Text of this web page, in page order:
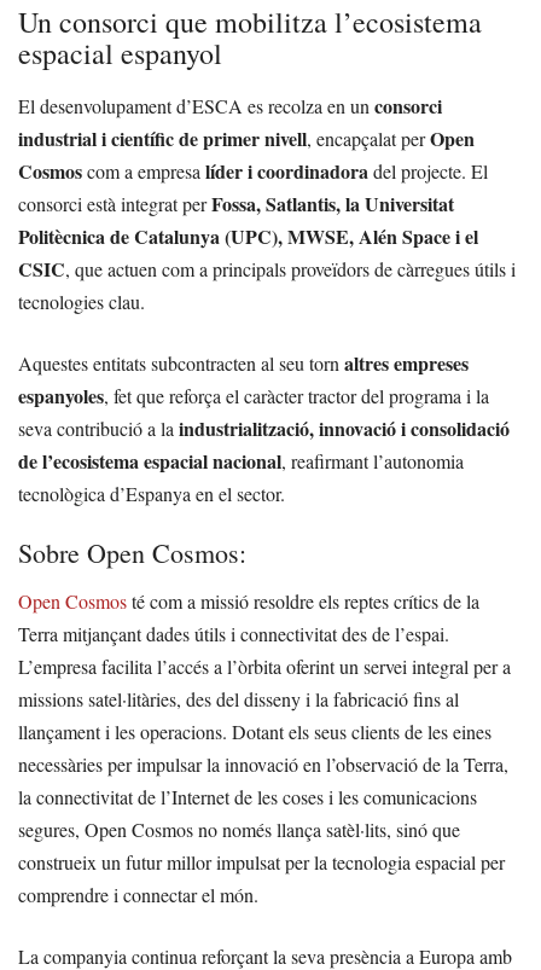
Un consorci que mobilitza l’ecosistema
espacial espanyol
El desenvolupament d’ESCA es recolza en un consorci
industrial i científic de primer nivell, encapçalat perOpen
Cosmoscom a empresa líder i coordinadora del projecte. El
consorci està integrat perFossa, Satlantis, la Universitat
Politècnica de Catalunya (UPC), MWSE, Alén Space i el
CSIC, que actuen com a principals proveïdors de càrregues útils i
tecnologies clau.
Aquestes entitats subcontracten al seu torn altres empreses
espanyoles, fet que reforça el caràcter tractor del programa i la
seva contribució a la industrialització, innovació i consolidació
de l’ecosistema espacial nacional, reafirmant l’autonomia
tecnològica d’Espanya en el sector.
Sobre Open Cosmos:
Open Cosmosté com a missió resoldre els reptes crítics de la
Terra mitjançant dades útils i connectivitat des de l’espai.
L’empresa facilita l’accés a l’òrbita oferint un servei integral per a
missions satel·litàries, des del disseny i la fabricació fins al
llançament i les operacions. Dotant els seus clients de les eines
necessàries per impulsar la innovació en l’observació de la Terra,
la connectivitat de l’Internet de les coses i les comunicacions
segures, Open Cosmos no només llança satèl·lits, sinó que
construeix un futur millor impulsat per la tecnologia espacial per
comprendre i connectar el món.
La companyia continua reforçant la seva presència a Europa amb